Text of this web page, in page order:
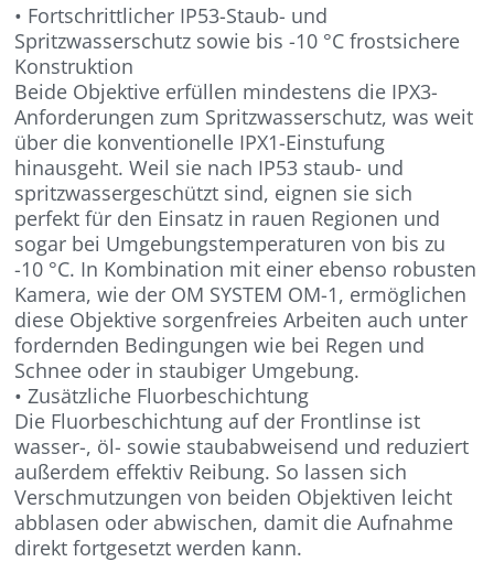
• Fortschrittlicher IP53-Staub- und
Spritzwasserschutz sowie bis -10 °C frostsichere
Konstruktion
Beide Objektive erfüllen mindestens die IPX3-
Anforderungen zum Spritzwasserschutz, was weit
über die konventionelle IPX1-Einstufung
hinausgeht. Weil sie nach IP53 staub- und
spritzwassergeschützt sind, eignen sie sich
perfekt für den Einsatz in rauen Regionen und
sogar bei Umgebungstemperaturen von bis zu
-10 °C. In Kombination mit einer ebenso robusten
Kamera, wie der OM SYSTEM OM-1, ermöglichen
diese Objektive sorgenfreies Arbeiten auch unter
fordernden Bedingungen wie bei Regen und
Schnee oder in staubiger Umgebung.
• Zusätzliche Fluorbeschichtung
Die Fluorbeschichtung auf der Frontlinse ist
wasser-, öl- sowie staubabweisend und reduziert
außerdem effektiv Reibung. So lassen sich
Verschmutzungen von beiden Objektiven leicht
abblasen oder abwischen, damit die Aufnahme
direkt fortgesetzt werden kann.